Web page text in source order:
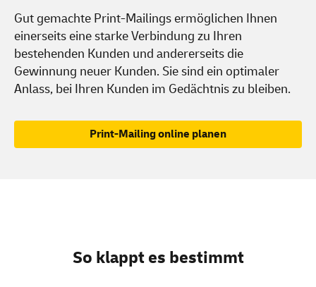
Gut gemachte Print-Mailings ermöglichen Ihnen
einerseits eine starke Verbindung zu Ihren
bestehenden Kunden und andererseits die
Gewinnung neuer Kunden. Sie sind ein optimaler
Anlass, bei Ihren Kunden im Gedächtnis zu bleiben.
Print-Mailing online planen
So klappt es bestimmt